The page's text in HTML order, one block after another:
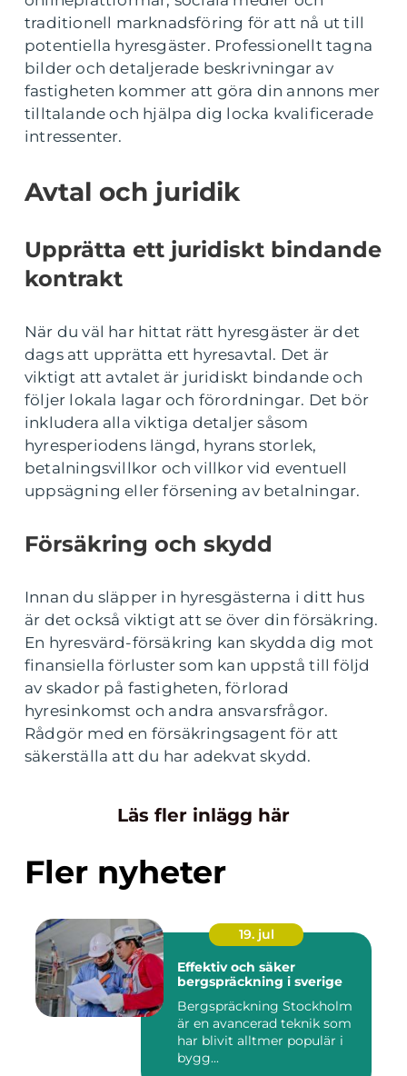
traditionell marknadsföring för att nå ut till
potentiella hyresgäster. Professionellt tagna
bilder och detaljerade beskrivningar av
fastigheten kommer att göra din annons mer
tilltalande och hjälpa dig locka kvalificerade
intressenter.
Avtal och juridik
Upprätta ett juridiskt bindande
kontrakt
När du väl har hittat rätt hyresgäster är det
dags att upprätta ett hyresavtal. Det är
viktigt att avtalet är juridiskt bindande och
följer lokala lagar och förordningar. Det bör
inkludera alla viktiga detaljer såsom
hyresperiodens längd, hyrans storlek,
betalningsvillkor och villkor vid eventuell
uppsägning eller försening av betalningar.
Försäkring och skydd
Innan du släpper in hyresgästerna i ditt hus
är det också viktigt att se över din försäkring.
En hyresvärd-försäkring kan skydda dig mot
finansiella förluster som kan uppstå till följd
av skador på fastigheten, förlorad
hyresinkomst och andra ansvarsfrågor.
Rådgör med en försäkringsagent för att
säkerställa att du har adekvat skydd.
Läs fler inlägg här
Fler nyheter
19. jul
Effektiv och säker
bergspräckning i sverige
Bergspräckning Stockholm
är en avancerad teknik som
har blivit alltmer populär i
bygg...